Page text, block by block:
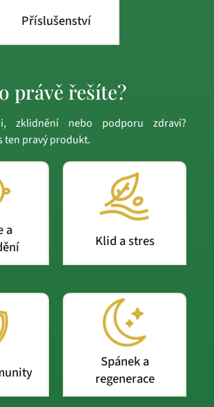
Příslušenství
právě řešíte?
zklidnění nebo podporu zdraví?
ten pravý produkt.
a
Klid a stres
Spánek a
regenerace